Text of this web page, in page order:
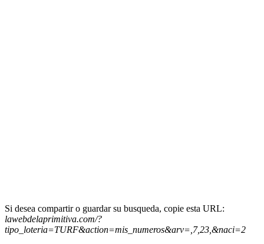
Si desea compartir o guardar su busqueda, copie esta URL:
lawebdelaprimitiva.com/?
tipo_loteria=TURF&action=mis_numeros&arv=,7,23,&naci=2